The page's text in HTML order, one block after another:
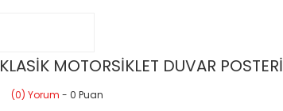
KLASİK MOTORSİKLET DUVAR POSTERİ
(0) Yorum - 0 Puan